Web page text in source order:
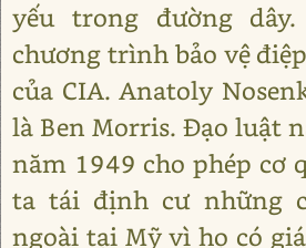
yếu trong đường
chương trình bảo vệ
của CIA. Anatoly
là Ben Morris. Đạo luật
năm 1949 cho phép cơ
ta tái định cư những
ngoài tại Mỹ vì họ có